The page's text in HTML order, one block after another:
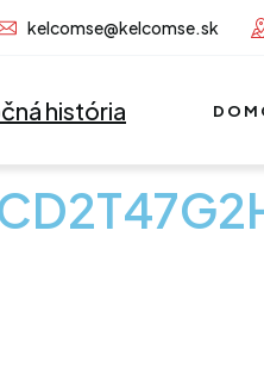
kelcomse@kelcomse.sk
história